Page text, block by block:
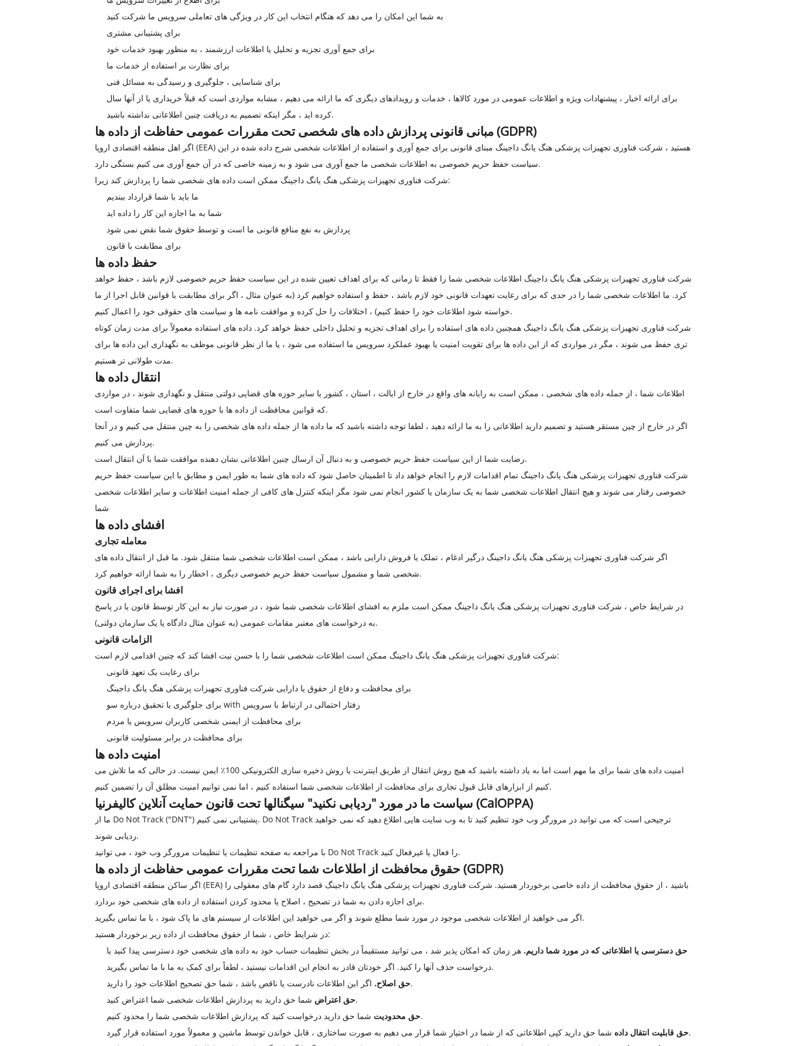
به شما این امکان را می دهد که هنگام انتخاب این کار در ویژگی های تعاملی سرویس ما شرکت کنید
برای پشتیبانی مشتری
برای جمع آوری تجزیه و تحلیل یا اطلاعات ارزشمند ، به منظور بهبود خدمات خود
برای نظارت بر استفاده از خدمات ما
برای شناسایی ، جلوگیری و رسیدگی به مسائل فنی
برای ارائه اخبار ، پیشنهادات ویژه و اطلاعات عمومی در مورد کالاها ، خدمات و رویدادهای دیگری که ما ارائه می دهیم ، مشابه مواردی است که قبلاً خریداری یا از آنها سال
کرده اید ، مگر اینکه تصمیم به دریافت چنین اطلاعاتی نداشته باشید.
مبانی قانونی پردازش داده های شخصی تحت مقررات عمومی حفاظت از داده ها (GDPR)
اگر اهل منطقه اقتصادی اروپا (EEA) هستید ، شرکت فناوری تجهیزات پزشکی هنگ یانگ داجینگ مبنای قانونی برای جمع آوری و استفاده از اطلاعات شخصی شرح داده شده در این
سیاست حفظ حریم خصوصی به اطلاعات شخصی ما جمع آوری می شود و به زمینه خاصی که در آن جمع آوری می کنیم بستگی دارد.
شرکت فناوری تجهیزات پزشکی هنگ یانگ داجینگ ممکن است داده های شخصی شما را پردازش کند زیرا:
ما باید با شما قرارداد ببندیم
شما به ما اجازه این کار را داده اید
پردازش به نفع منافع قانونی ما است و توسط حقوق شما نقض نمی شود
برای مطابقت با قانون
حفظ داده ها
شرکت فناوری تجهیزات پزشکی هنگ یانگ داجینگ اطلاعات شخصی شما را فقط تا زمانی که برای اهداف تعیین شده در این سیاست حفظ حریم خصوصی لازم باشد ، حفظ خواهد
کرد. ما اطلاعات شخصی شما را در حدی که برای رعایت تعهدات قانونی خود لازم باشد ، حفظ و استفاده خواهیم کرد (به عنوان مثال ، اگر برای مطابقت با قوانین قابل اجرا از ما
خواسته شود اطلاعات خود را حفظ کنیم) ، اختلافات را حل کرده و موافقت نامه ها و سیاست های حقوقی خود را اعمال کنیم.
شرکت فناوری تجهیزات پزشکی هنگ یانگ داجینگ همچنین داده های استفاده را برای اهداف تجزیه و تحلیل داخلی حفظ خواهد کرد. داده های استفاده معمولاً برای مدت زمان کوتاه
تری حفظ می شوند ، مگر در مواردی که از این داده ها برای تقویت امنیت یا بهبود عملکرد سرویس ما استفاده می شود ، یا ما از نظر قانونی موظف به نگهداری این داده ها برای
مدت طولانی تر هستیم.
انتقال داده ها
اطلاعات شما ، از جمله داده های شخصی ، ممکن است به رایانه های واقع در خارج از ایالت ، استان ، کشور یا سایر حوزه های قضایی دولتی منتقل و نگهداری شوند ، در مواردی
که قوانین محافظت از داده ها با حوزه های قضایی شما متفاوت است.
اگر در خارج از چین مستقر هستید و تصمیم دارید اطلاعاتی را به ما ارائه دهید ، لطفا توجه داشته باشید که ما داده ها از جمله داده های شخصی را به چین منتقل می کنیم و در آنجا
پردازش می کنیم.
رضایت شما از این سیاست حفظ حریم خصوصی و به دنبال آن ارسال چنین اطلاعاتی نشان دهنده موافقت شما با آن انتقال است.
شرکت فناوری تجهیزات پزشکی هنگ یانگ داجینگ تمام اقدامات لازم را انجام خواهد داد تا اطمینان حاصل شود که داده های شما به طور ایمن و مطابق با این سیاست حفظ حریم
خصوصی رفتار می شوند و هیچ انتقال اطلاعات شخصی شما به یک سازمان یا کشور انجام نمی شود مگر اینکه کنترل های کافی از جمله امنیت اطلاعات و سایر اطلاعات شخصی
شما
افشای داده ها
معامله تجاری
اگر شرکت فناوری تجهیزات پزشکی هنگ یانگ داجینگ درگیر ادغام ، تملک یا فروش دارایی باشد ، ممکن است اطلاعات شخصی شما منتقل شود. ما قبل از انتقال داده های
شخصی شما و مشمول سیاست حفظ حریم خصوصی دیگری ، اخطار را به شما ارائه خواهیم کرد.
افشا برای اجرای قانون
در شرایط خاص ، شرکت فناوری تجهیزات پزشکی هنگ یانگ داجینگ ممکن است ملزم به افشای اطلاعات شخصی شما شود ، در صورت نیاز به این کار توسط قانون یا در پاسخ
به درخواست های معتبر مقامات عمومی (به عنوان مثال دادگاه یا یک سازمان دولتی).
الزامات قانونی
شرکت فناوری تجهیزات پزشکی هنگ یانگ داجینگ ممکن است اطلاعات شخصی شما را با حسن نیت افشا کند که چنین اقدامی لازم است:
برای رعایت یک تعهد قانونی
برای محافظت و دفاع از حقوق یا دارایی شرکت فناوری تجهیزات پزشکی هنگ یانگ داجینگ
برای جلوگیری یا تحقیق درباره سو with رفتار احتمالی در ارتباط با سرویس
برای محافظت از ایمنی شخصی کاربران سرویس یا مردم
برای محافظت در برابر مسئولیت قانونی
امنیت داده ها
امنیت داده های شما برای ما مهم است اما به یاد داشته باشید که هیچ روش انتقال از طریق اینترنت یا روش ذخیره سازی الکترونیکی 100٪ ایمن نیست. در حالی که ما تلاش می
کنیم از ابزارهای قابل قبول تجاری برای محافظت از اطلاعات شخصی شما استفاده کنیم ، اما نمی توانیم امنیت مطلق آن را تضمین کنیم.
سیاست ما در مورد "ردیابی نکنید" سیگنالها تحت قانون حمایت آنلاین کالیفرنیا (CalOPPA)
ما از Do Not Track ("DNT") پشتیبانی نمی کنیم. Do Not Track ترجیحی است که می توانید در مرورگر وب خود تنظیم کنید تا به وب سایت هایی اطلاع دهید که نمی خواهید
ردیابی شوند.
با مراجعه به صفحه تنظیمات یا تنظیمات مرورگر وب خود ، می توانید Do Not Track را فعال یا غیرفعال کنید.
حقوق محافظت از اطلاعات شما تحت مقررات عمومی حفاظت از داده ها (GDPR)
اگر ساکن منطقه اقتصادی اروپا (EEA) باشید ، از حقوق محافظت از داده خاصی برخوردار هستید. شرکت فناوری تجهیزات پزشکی هنگ یانگ داجینگ قصد دارد گام های معقولی را
برای اجازه دادن به شما در تصحیح ، اصلاح یا محدود کردن استفاده از داده های شخصی خود بردارد.
اگر می خواهید از اطلاعات شخصی موجود در مورد شما مطلع شوند و اگر می خواهید این اطلاعات از سیستم های ما پاک شود ، با ما تماس بگیرید.
در شرایط خاص ، شما از حقوق محافظت از داده زیر برخوردار هستید:
حق دسترسی یا اطلاعاتی که در مورد شما داریم. هر زمان که امکان پذیر شد ، می توانید مستقیماً در بخش تنظیمات حساب خود به داده های شخصی خود دسترسی پیدا کنید یا
درخواست حذف آنها را کنید. اگر خودتان قادر به انجام این اقدامات نیستید ، لطفاً برای کمک به ما با ما تماس بگیرید.
حق اصلاح.اگر این اطلاعات نادرست یا ناقص باشد ، شما حق تصحیح اطلاعات خود را دارید.
حق اعتراضشما حق دارید به پردازش اطلاعات شخصی شما اعتراض کنید.
حق محدودیتشما حق دارید درخواست کنید که پردازش اطلاعات شخصی شما را محدود کنیم.
حق قابلیت انتقال دادهشما حق دارید کپی اطلاعاتی که از شما در اختیار شما قرار می دهیم به صورت ساختاری ، قابل خواندن توسط ماشین و معمولاً مورد استفاده قرار گیرد.